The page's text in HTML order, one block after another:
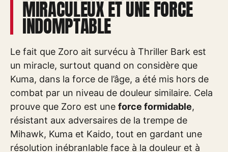
MIRACULEUX ET UNE FORCE
INDOMPTABLE
Le fait que Zoro ait survécu à Thriller Bark est
un miracle, surtout quand on considère que
Kuma, dans la force de l’âge, a été mis hors de
combat par un niveau de douleur similaire. Cela
prouve que Zoro est une force formidable,
résistant aux adversaires de la trempe de
Mihawk, Kuma et Kaido, tout en gardant une
résolution inébranlable face à la douleur et à